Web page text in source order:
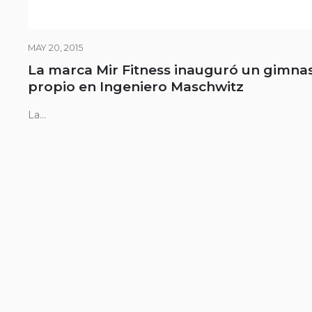
MAY 20, 2015
La marca Mir Fitness inauguró un
propio en Ingeniero Maschwitz
La...